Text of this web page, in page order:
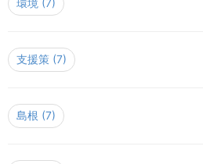
環境 (7)
支援策 (7)
島根 (7)